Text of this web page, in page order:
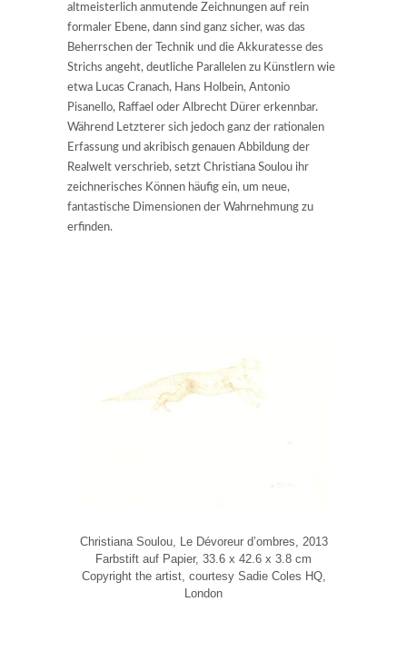
altmeisterlich anmutende Zeichnungen auf rein
formaler Ebene, dann sind ganz sicher, was das
Beherrschen der Technik und die Akkuratesse des
Strichs angeht, deutliche Parallelen zu Künstlern wie
etwa Lucas Cranach, Hans Holbein, Antonio
Pisanello, Raffael oder Albrecht Dürer erkennbar.
Während Letzterer sich jedoch ganz der rationalen
Erfassung und akribisch genauen Abbildung der
Realwelt verschrieb, setzt Christiana Soulou ihr
zeichnerisches Können häufig ein, um neue,
fantastische Dimensionen der Wahrnehmung zu
erfinden.
Christiana Soulou, Le Dévoreur d’ombres, 2013
Farbstift auf Papier, 33.6 x 42.6 x 3.8 cm
Copyright the artist, courtesy Sadie Coles HQ,
London